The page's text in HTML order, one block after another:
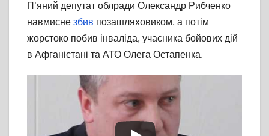
П’яний депутат облради Олександр Рибченко
навмисне збив позашляховиком, а потім
жорстоко побив інваліда, учасника бойових дій
в Афганістані та АТО Олега Остапенка.